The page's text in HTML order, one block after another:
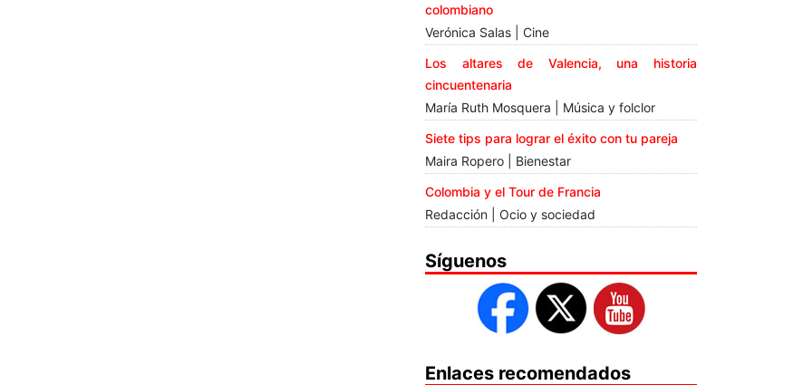
colombiano
Verónica Salas | Cine
Los altares de Valencia, una historia
cincuentenaria
María Ruth Mosquera | Música y folclor
Siete tips para lograr el éxito con tu pareja
Maira Ropero | Bienestar
Colombia y el Tour de Francia
Redacción | Ocio y sociedad
Síguenos
Enlaces recomendados